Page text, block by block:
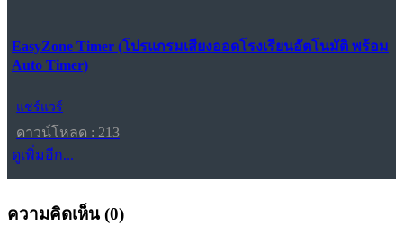
EasyZone Timer (โปรแกรมเสียงออดโรงเรียนอัตโนมัติ พร้อม
Auto Timer)
แชร์แวร์
ดาวน์โหลด : 213
ดูเพิ่มอีก...
ความคิดเห็น (0)